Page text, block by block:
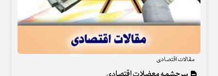
مقالات اقتصادی